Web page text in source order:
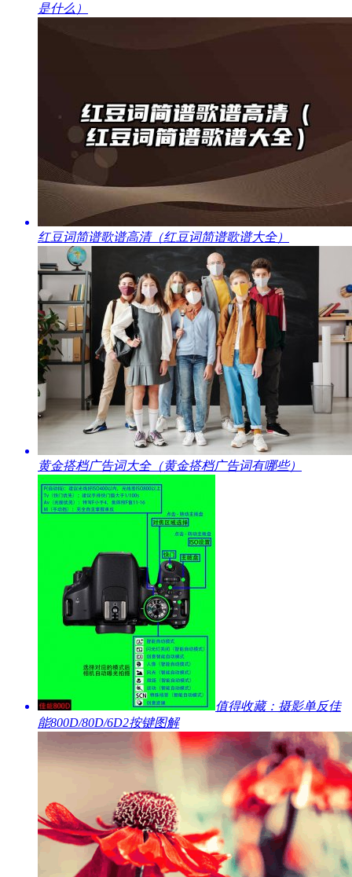
是什么）
​红豆词简谱歌谱高清（红豆词简谱歌谱大全）
​黄金搭档广告词大全（黄金搭档广告词有哪些）
​值得收藏：摄影单反佳
能800D/80D/6D2按键图解